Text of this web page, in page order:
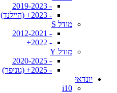
- 2019-2023
- 2023+ (היילנד)
מודל S
- 2012-2021
- 2022+
מודל Y
- 2020-2025
- 2025+ (גוניפר)
יונדאי
i10